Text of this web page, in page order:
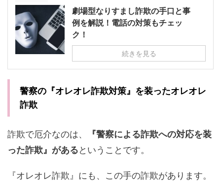
劇場型なりすまし詐欺の手口と事
例を解説！電話の対策もチェッ
ク！
続きを見る
警察の『オレオレ詐欺対策』を装ったオレオレ
詐欺
詐欺で厄介なのは、
『警察による詐欺への対応を装
った詐欺』があるということです。
『オレオレ詐欺』にも、この手の詐欺があります。